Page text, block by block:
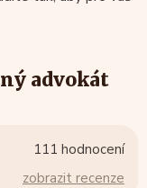
advokát
111 hodnocení
zobrazit recenze